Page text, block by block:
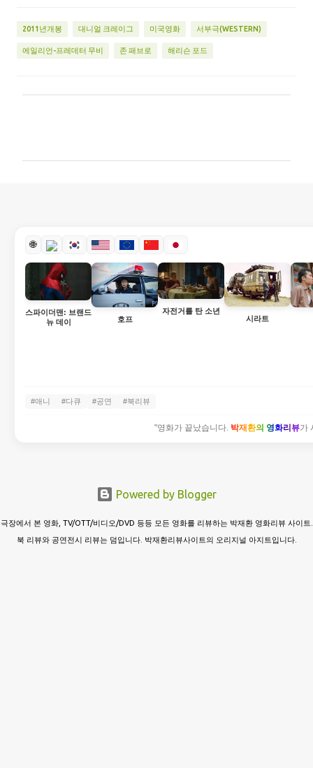
2011년개봉 대니얼 크레이그 미국영화 서부극(WESTERN)
에일리언-프레데터 무비 존 패브로 해리슨 포드
🌐
스파이더맨: 브랜드
뉴 데이
호프
자전거를 탄 소년
시라트
#애니 #다큐 #공연 #북리뷰
"영화가 끝났습니다. 박재환의 영화리뷰가
Powered by Blogger
극장에서 본 영화, TV/OTT/비디오/DVD 등등 모든 영화를 리뷰하는 박재환 영화리뷰 사이트.
북 리뷰와 공연전시 리뷰는 덤입니다. 박재환리뷰사이트의 오리지널 아지트입니다.